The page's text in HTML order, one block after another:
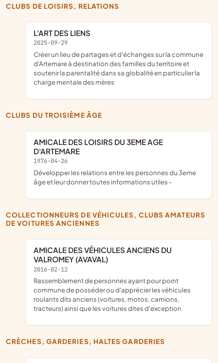
CLUBS DE LOISIRS, RELATIONS
L'ART DES LIENS
2025-09-29
créer un lieu de partages et d'échanges sur la commune
d'Artemare à destination des familles du territoire et
soutenir la parentalité dans sa globalité en particulier la
charge mentale des mères
CLUBS DU TROISIÈME ÂGE
AMICALE DES LOISIRS DU 3EME AGE
D'ARTEMARE
1976-04-26
développer les relations entre les personnes du 3eme
âge et leur donner toutes informations utiles -
COLLECTIONNEURS DE VÉHICULES, CLUBS AMATEURS
DE VOITURES ANCIENNES
AMICALE DES VÉHICULES ANCIENS DU
VALROMEY (AVAVAL)
2016-02-12
rassemblement de personnes ayant pour point
commune de posséder ou d'apprécier les véhicules
roulants dits anciens (voitures, motos, camions,
tracteurs) ainsi que les voitures dites d'exception
CRÈCHES, GARDERIES, HALTES GARDERIES